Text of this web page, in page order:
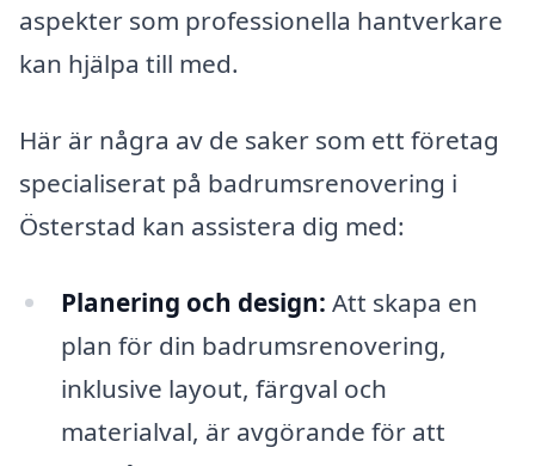
aspekter som professionella hantverkare
kan hjälpa till med.
Här är några av de saker som ett företag
specialiserat på badrumsrenovering i
Österstad kan assistera dig med:
Planering och design: Att skapa en
plan för din badrumsrenovering,
inklusive layout, färgval och
materialval, är avgörande för att